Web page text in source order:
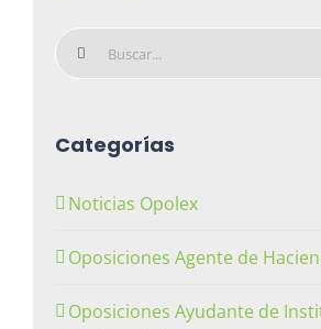
Buscar:
Categorías
Noticias Opolex
Oposiciones Agente de
Oposiciones Ayudante de